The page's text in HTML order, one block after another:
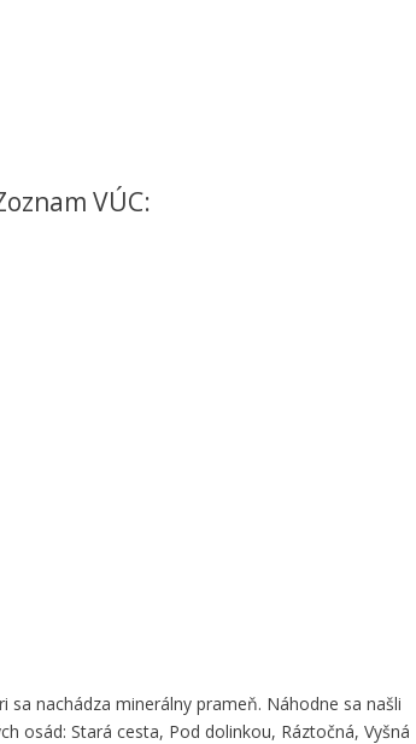
VÚC:
nachádza minerálny prameň. Náhodne sa našli
osád: Stará cesta, Pod dolinkou, Ráztočná, Vyšná